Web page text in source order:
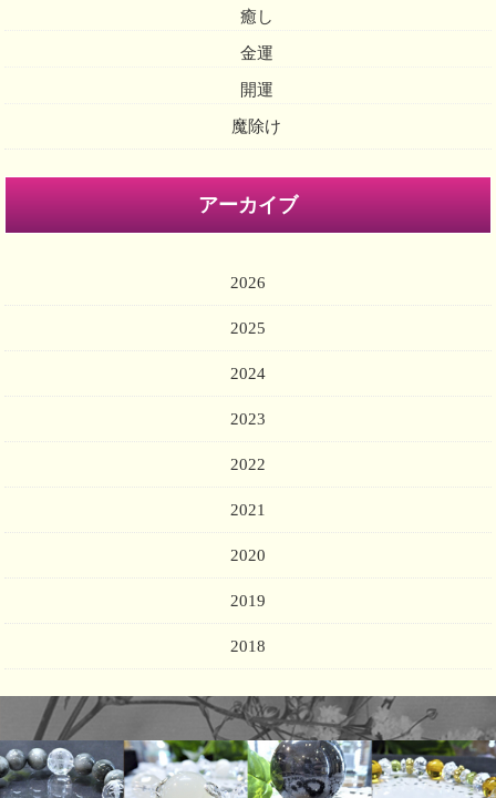
癒し
金運
開運
魔除け
アーカイブ
2026
2025
2024
2023
2022
2021
2020
2019
2018